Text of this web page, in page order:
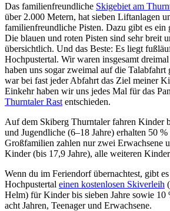
Das familienfreundliche Skigebiet am
über 2.000 Metern, hat sieben Liftanlagen
familienfreundliche Pisten. Dazu gibt es ein
Die blauen und roten Pisten sind sehr breit
übersichtlich. Und das Beste: Es liegt
Hochpustertal. Wir waren insgesamt
haben uns sogar zweimal auf die
war bei fast jeder Abfahrt das Ziel meiner
Einkehr haben wir uns jedes Mal für das
Thurntaler Rast entschieden.
Auf dem Skiberg Thurntaler fahren Kinder
und Jugendliche (6–18 Jahre) erhalten 50
Großfamilien zahlen nur zwei Erwachsene
Kinder (bis 17,9 Jahre), alle weiteren
Wenn du im Feriendorf übernachtest, gibt
Hochpustertal einen kostenlosen Skiverleih
Helm) für Kinder bis sieben Jahre sowie
acht Jahren, Teenager und Erwachsene.